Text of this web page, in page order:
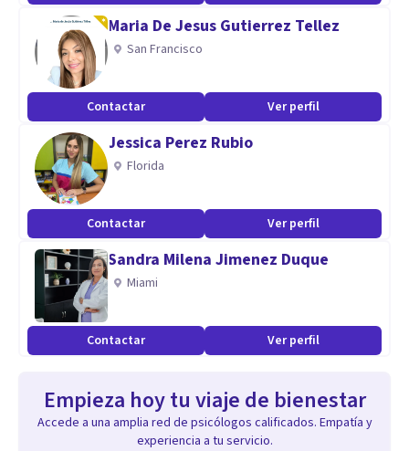
Maria De Jesus Gutierrez Tellez
San Francisco
Contactar Ver perfil
Jessica Perez Rubio
Florida
Contactar Ver perfil
Sandra Milena Jimenez Duque
Miami
Contactar Ver perfil
Empieza hoy tu viaje de bienestar
Accede a una amplia red de psicólogos calificados. Empatía y
experiencia a tu servicio.